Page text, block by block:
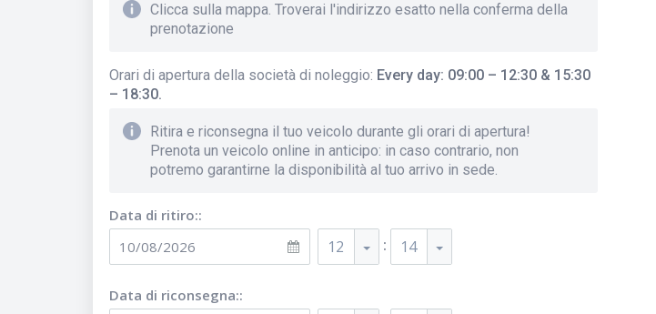
Clicca sulla mappa. Troverai l'indirizzo esatto nella conferma della
prenotazione
Orari di apertura della società di noleggio: Every day: 09:00 – 12:30 & 15:30
– 18:30.
Ritira e riconsegna il tuo veicolo durante gli orari di apertura!
Prenota un veicolo online in anticipo: in caso contrario, non
potremo garantirne la disponibilità al tuo arrivo in sede.
Data di ritiro::
12 : 14
Data di riconsegna::